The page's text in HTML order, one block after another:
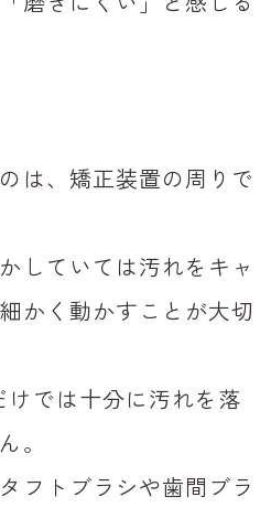
は、矯正装置の周りで
していては汚れをキャ
かく動かすことが大切
けでは十分に汚れを落
。
フトブラシや歯間ブラ